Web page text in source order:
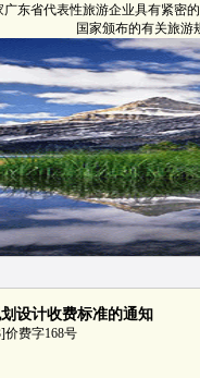
广东省代表性旅游企业具有紧密
国家颁布的有关旅游
设计收费标准的通知
价费字168号